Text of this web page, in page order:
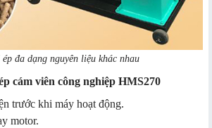
đa dạng nguyên liệu khác nhau
cám viên công nghiệp HMS270
trước khi máy hoạt động.
motor.